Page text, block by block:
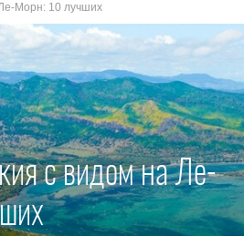
Морн: 10 лучших
с видом на Ле-